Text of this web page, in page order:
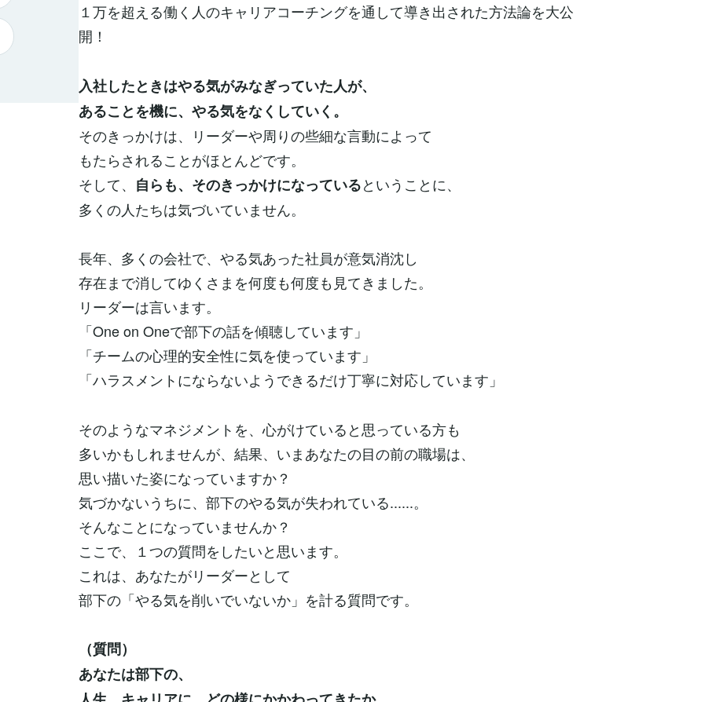
１万を超える働く人のキャリアコーチングを通して導き出された方法論を大公
開！
入社したときはやる気がみなぎっていた人が、
あることを機に、やる気をなくしていく。
そのきっかけは、リーダーや周りの些細な言動によって
もたらされることがほとんどです。
そして、 自らも、そのきっかけになっているということに、
多くの人たちは気づいていません。
長年、多くの会社で、やる気あった社員が意気消沈し
存在まで消してゆくさまを何度も何度も見てきました。
リーダーは言います。
「One on Oneで部下の話を傾聴しています」
「チームの心理的安全性に気を使っています」
「ハラスメントにならないようできるだけ丁寧に対応しています」
そのようなマネジメントを、心がけていると思っている方も
多いかもしれませんが、結果、いまあなたの目の前の職場は、
思い描いた姿になっていますか？
気づかないうちに、部下のやる気が失われている......。
そんなことになっていませんか？
ここで、１つの質問をしたいと思います。
これは、あなたがリーダーとして
部下の「やる気を削いでいないか」を計る質問です。
（質問）
あなたは部下の、